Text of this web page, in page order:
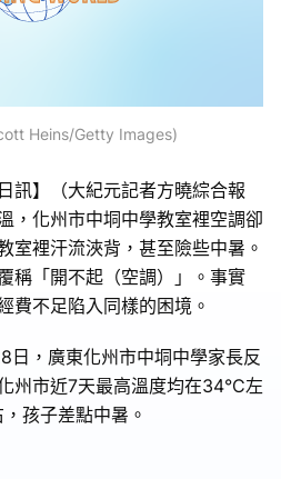
Heins/Getty Images)
訊】（大紀元記者方曉綜合報
，化州市中垌中學教室裡空調卻
室裡汗流浹背，甚至險些中暑。
稱「開不起（空調）」。事實
費不足陷入同樣的困境。
日，廣東化州市中垌中學家長反
州市近7天最高溫度均在34°C左
孩子差點中暑。